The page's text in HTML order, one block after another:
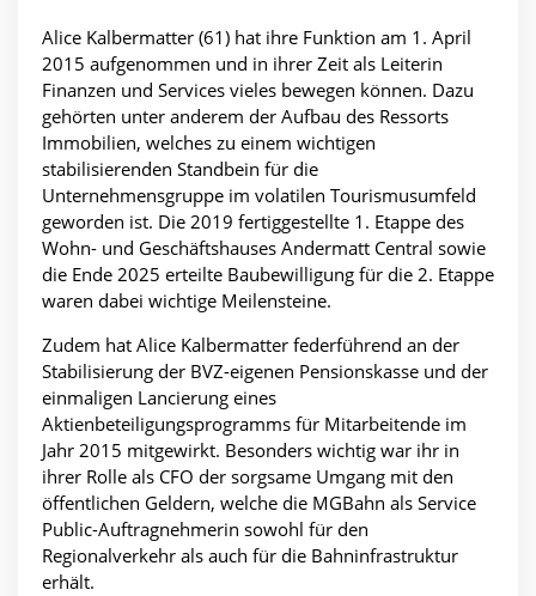
Alice Kalbermatter (61) hat ihre Funktion am 1. April
2015 aufgenommen und in ihrer Zeit als Leiterin
Finanzen und Services vieles bewegen können. Dazu
gehörten unter anderem der Aufbau des Ressorts
Immobilien, welches zu einem wichtigen
stabilisierenden Standbein für die
Unternehmensgruppe im volatilen Tourismusumfeld
geworden ist. Die 2019 fertiggestellte 1. Etappe des
Wohn- und Geschäftshauses Andermatt Central sowie
die Ende 2025 erteilte Baubewilligung für die 2. Etappe
waren dabei wichtige Meilensteine.
Zudem hat Alice Kalbermatter federführend an der
Stabilisierung der BVZ-eigenen Pensionskasse und der
einmaligen Lancierung eines
Aktienbeteiligungsprogramms für Mitarbeitende im
Jahr 2015 mitgewirkt. Besonders wichtig war ihr in
ihrer Rolle als CFO der sorgsame Umgang mit den
öffentlichen Geldern, welche die MGBahn als Service
Public-Auftragnehmerin sowohl für den
Regionalverkehr als auch für die Bahninfrastruktur
erhält.